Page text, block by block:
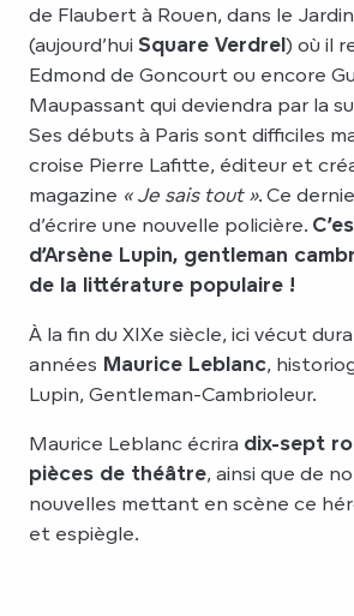
de Flaubert à Rouen, dans le
(aujourd’hui Square Verdrel) où il
Edmond de Goncourt ou encore
Maupassant qui deviendra par la
Ses débuts à Paris sont difficiles
croise Pierre Lafitte, éditeur et
magazine « Je sais tout ». Ce
d’écrire une nouvelle policière.
d’Arsène Lupin, gentleman
de la littérature populaire !
À la fin du XIXe siècle, ici vécut
années Maurice Leblanc,
Lupin, Gentleman-Cambrioleur.
Maurice Leblanc écrira dix-sept
pièces de théâtre, ainsi que de
nouvelles mettant en scène ce
et espiègle.